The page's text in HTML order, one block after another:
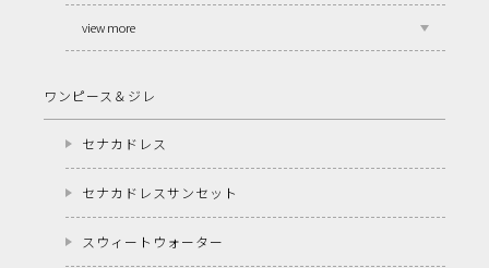
view more
ワンピース＆ジレ
セナカドレス
セナカドレスサンセット
スウィートウォーター